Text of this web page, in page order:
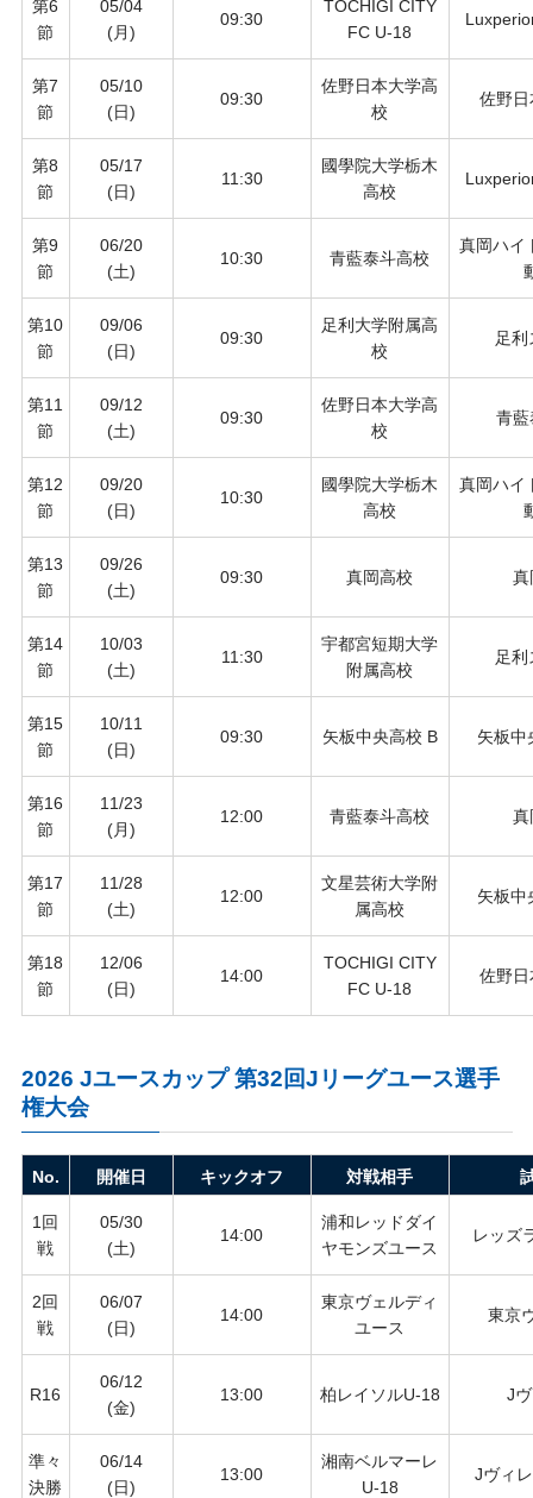
第6
節
05/04
(月)
09:30
TOCHIGI CITY
FC U-18
第7
節
05/10
(日)
09:30
佐野日本大学高
校
佐野
第8
節
05/17
(日)
11:30
國學院大学栃木
高校
第9
節
06/20
(土)
10:30 青藍泰斗高校
真岡ハイ
第10
節
09/06
(日)
09:30
足利大学附属高
校
足
第11
節
09/12
(土)
09:30
佐野日本大学高
校
青藍
第12
節
09/20
(日)
10:30
國學院大学栃木
高校
真岡ハイ
第13
節
09/26
(土)
09:30 真岡高校 真
第14
節
10/03
(土)
11:30
宇都宮短期大学
附属高校
足
第15
節
10/11
(日)
09:30 矢板中央高校 B 矢板中
第16
節
11/23
(月)
12:00 青藍泰斗高校 真
第17
節
11/28
(土)
12:00
文星芸術大学附
属高校
矢板中
第18
節
12/06
(日)
14:00
TOCHIGI CITY
FC U-18
佐野
2026 Jユースカップ 第32回Jリーグユース選手
権大会
No. 開催日 キックオフ 対戦相手
1回
戦
05/30
(土)
14:00
浦和レッドダイ
ヤモンズユース
レッズ
2回
戦
06/07
(日)
14:00
東京ヴェルディ
ユース
東京
R16
06/12
(金)
13:00 柏レイソルU-18 J
準々
決勝
06/14
(日)
13:00
湘南ベルマーレ
U-18
Jヴィ